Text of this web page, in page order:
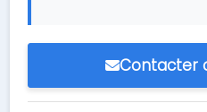
Contacter